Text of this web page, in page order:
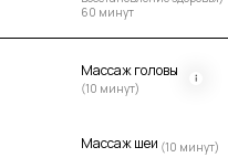
60 минут
Массаж головы
(10 минут)
Массаж шеи (10 минут)